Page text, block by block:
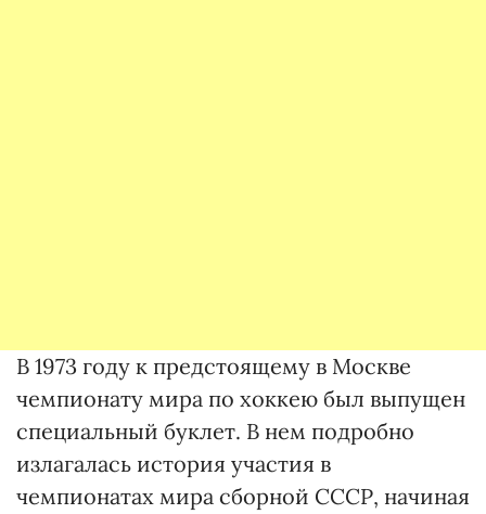
В 1973 году к предстоящему в Москве
чемпионату мира по хоккею был выпущен
специальный буклет. В нем подробно
излагалась история участия в
чемпионатах мира сборной СССР, начиная